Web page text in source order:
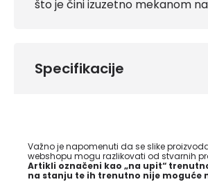
što je čini izuzetno mekanom
Specifikacije
Važno je napomenuti da se slike
webshopu mogu razlikovati od stvarnih
Artikli označeni kao „na upit“
na stanju te ih trenutno nije moguće